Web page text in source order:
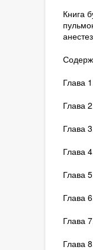
Книга
Глава
Глава
Глава
Глава
Глава
Глава
Глава
Глава